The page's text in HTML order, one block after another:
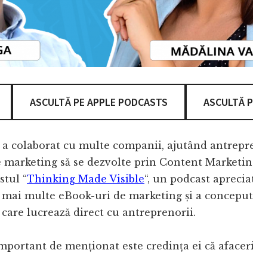
ASCULTĂ PE APPLE PODCASTS ASCULTĂ
colaborat cu multe companii, ajutând
marketing să se dezvolte prin Content
“Thinking Made Visible“, un podcast
mai multe eBook-uri de marketing și a conceput
lucrează direct cu antreprenorii.
de menționat este credința ei că